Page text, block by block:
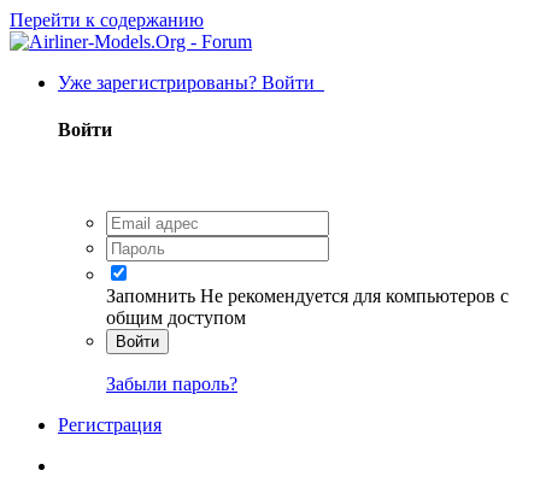
Перейти к содержанию
Уже зарегистрированы? Войти
Войти
Запомнить Не рекомендуется для компьютеров с
общим доступом
Войти
Забыли пароль?
Регистрация